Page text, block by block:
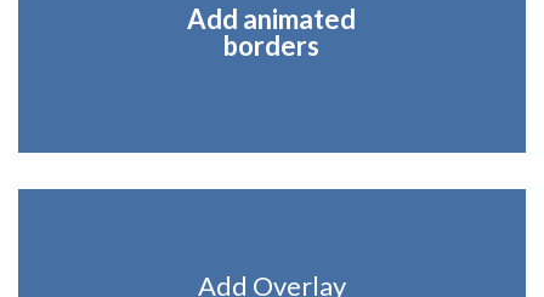
Add animated
borders
Add Overlay